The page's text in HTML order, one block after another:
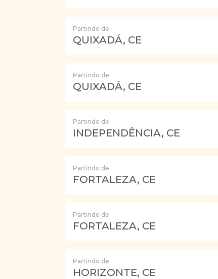
Partindo de
QUIXADÁ, CE
Partindo de
QUIXADÁ, CE
Partindo de
INDEPENDÊNCIA, CE
Partindo de
FORTALEZA, CE
Partindo de
FORTALEZA, CE
Partindo de
HORIZONTE, CE